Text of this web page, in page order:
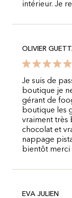
intérieur. Je
OLIVIER
Je suis de
boutique je
gérant de
boutique les
vraiment très
chocolat et
nappage
bientôt merci
EVA JULIEN